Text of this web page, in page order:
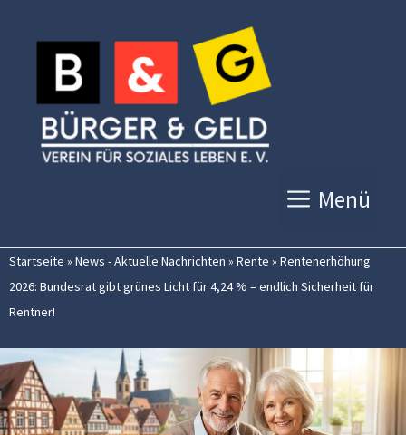
Inhalt
springen
Menü
Startseite » News - Aktuelle Nachrichten » Rente » Rentenerhöhung
2026: Bundesrat gibt grünes Licht für 4,24 % – endlich Sicherheit für
Rentner!